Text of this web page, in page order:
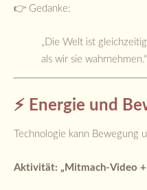
👉 Gedanke:
„Die Welt ist
als wir sie wahrnehmen.“
⚡ Energie und
Technologie kann Bewegung
Aktivität: „Mitmach-Video +